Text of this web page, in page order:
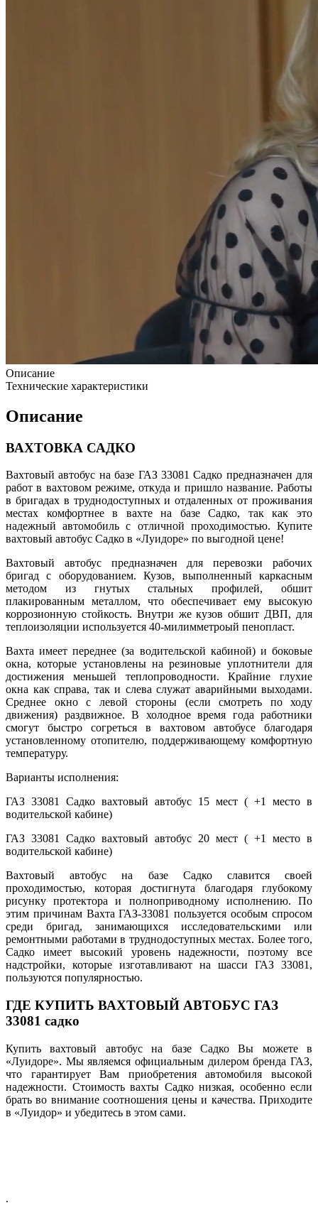
Описание
Технические характеристики
Описание
ВАХТОВКА САДКО
Вахтовый автобус на базе ГАЗ 33081 Садко предназначен для
работ в вахтовом режиме, откуда и пришло название. Работы
в бригадах в труднодоступных и отдаленных от проживания
местах комфортнее в вахте на базе Садко, так как это
надежный автомобиль с отличной проходимостью. Купите
вахтовый автобус Садко в «Луидоре» по выгодной цене!
Вахтовый автобус предназначен для перевозки рабочих
бригад с оборудованием. Кузов, выполненный каркасным
методом из гнутых стальных профилей, обшит
плакированным металлом, что обеспечивает ему высокую
коррозионную стойкость. Внутри же кузов обшит ДВП, для
теплоизоляции используется 40-милимметроый пенопласт.
Вахта имеет переднее (за водительской кабиной) и боковые
окна, которые установлены на резиновые уплотнители для
достижения меньшей теплопроводности. Крайние глухие
окна как справа, так и слева служат аварийными выходами.
Среднее окно с левой стороны (если смотреть по ходу
движения) раздвижное. В холодное время года работники
смогут быстро согреться в вахтовом автобусе благодаря
установленному отопителю, поддерживающему комфортную
температуру.
Варианты исполнения:
ГАЗ 33081 Садко вахтовый автобус 15 мест ( +1 место в
водительской кабине)
ГАЗ 33081 Садко вахтовый автобус 20 мест ( +1 место в
водительской кабине)
Вахтовый автобус на базе Садко славится своей
проходимостью, которая достигнута благодаря глубокому
рисунку протектора и полноприводному исполнению. По
этим причинам Вахта ГАЗ-33081 пользуется особым спросом
среди бригад, занимающихся исследовательскими или
ремонтными работами в труднодоступных местах. Более того,
Садко имеет высокий уровень надежности, поэтому все
надстройки, которые изготавливают на шасси ГАЗ 33081,
пользуются популярностью.
ГДЕ КУПИТЬ ВАХТОВЫЙ АВТОБУС ГАЗ
33081 садко
Купить вахтовый автобус на базе Садко Вы можете в
«Луидоре». Мы являемся официальным дилером бренда ГАЗ,
что гарантирует Вам приобретения автомобиля высокой
надежности. Стоимость вахты Садко низкая, особенно если
брать во внимание соотношения цены и качества. Приходите
в «Луидор» и убедитесь в этом сами.
.